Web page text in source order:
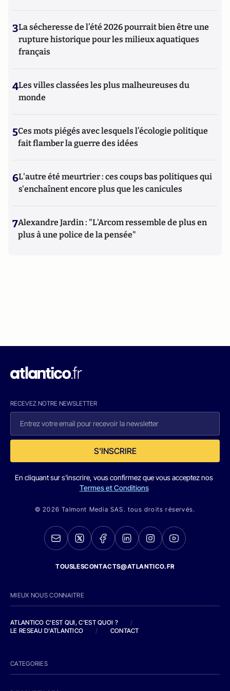
3La sécheresse de l’été 2026 pourrait bien être une
rupture historique pour les milieux aquatiques
français
4Les villes classées les plus malheureuses du
monde
5Ces mots piégés avec lesquels l’écologie politique
fait flamber la guerre des idées
6L'autre été meurtrier : ces coups bas politiques qui
s'enchaînent encore plus que les canicules
7Alexandre Jardin : "L'Arcom ressemble de plus en
plus à une police de la pensée"
RECEVEZ NOTRE NEWSLETTER
S'INSCRIRE
En cliquant sur s'inscrire, vous confirmez que vous acceptez nos
Termes et Conditions
© 2026 Talmont Media SAS. tous droits réservés.
TOUSLESCONTACTS@ATLANTICO.FR
MIEUX NOUS CONNAITRE
ATLANTICO C'EST QUI, C'EST QUOI ?
/
LE RESEAU D'ATLANTICO
/ CONTACT
CATEGORIES